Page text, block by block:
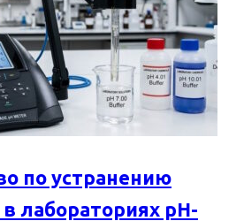
по устранению
лабораториях pH-